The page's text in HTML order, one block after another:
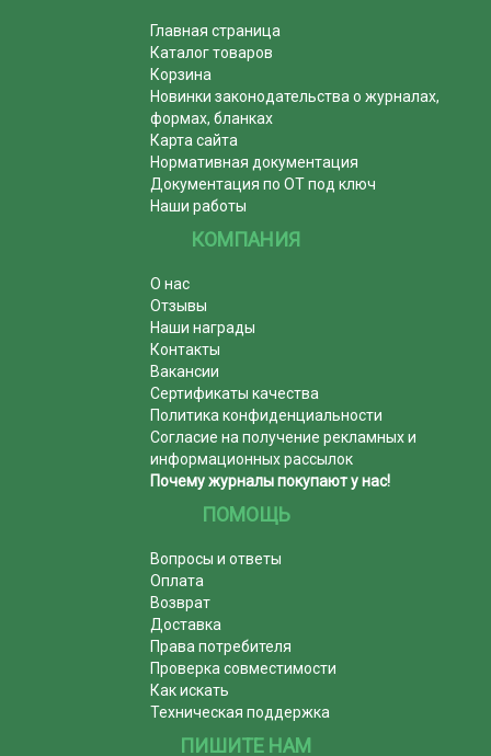
Главная страница
Каталог товаров
Корзина
Новинки законодательства о журналах,
формах, бланках
Карта сайта
Нормативная документация
Документация по ОТ под ключ
Наши работы
КОМПАНИЯ
О нас
Отзывы
Наши награды
Контакты
Вакансии
Сертификаты качества
Политика конфиденциальности
Согласие на получение рекламных и
информационных рассылок
Почему журналы покупают у нас!
ПОМОЩЬ
Вопросы и ответы
Оплата
Возврат
Доставка
Права потребителя
Проверка совместимости
Как искать
Техническая поддержка
ПИШИТЕ НАМ